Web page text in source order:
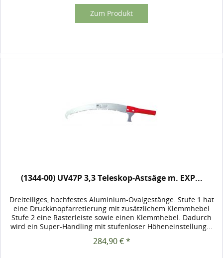
Zum Produkt
(1344-00) UV47P 3,3 Teleskop-Astsäge m. EXP...
Dreiteiliges, hochfestes Aluminium-Ovalgestänge. Stufe 1 hat
eine Druckknopfarretierung mit zusätzlichem Klemmhebel
Stufe 2 eine Rasterleiste sowie einen Klemmhebel. Dadurch
wird ein Super-Handling mit stufenloser Höheneinstellung...
284,90 € *